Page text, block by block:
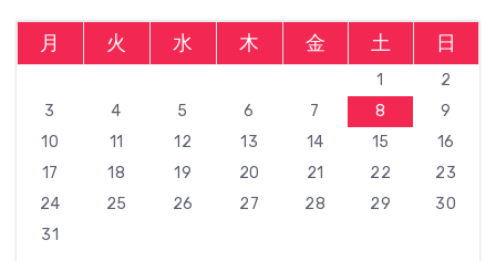
月 火 水 木 金 土 日
1
2
3
4 5 6 7 8
9
10
11 12 13 14 15
16
17
18 19 20 21 22
23
24
25 26 27 28 29
30
31